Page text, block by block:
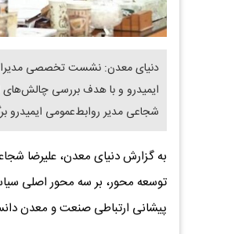
دنیای معدن: نشست تخصصی مدیران
ایمیدرو و با هدف بررسی چالش‌های
شجاعی مدیر روابط‌عمومی ایمیدرو
به گزارش دنیای معدن، علیرضا
توسعه محور، بر سه محور اصلی
پیشانی ارتباطی صنعت و معدن